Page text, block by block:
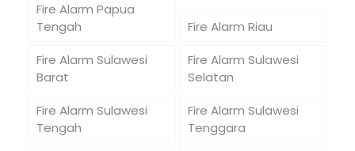
Fire Alarm Papua
Tengah
Fire Alarm Riau
Fire Alarm Sulawesi
Barat
Fire Alarm Sulawesi
Selatan
Fire Alarm Sulawesi
Tengah
Fire Alarm Sulawesi
Tenggara